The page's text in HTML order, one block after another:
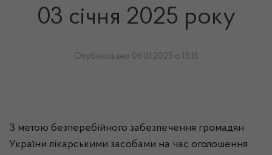
03 січня 2025 року
Опубліковано 06.01.2025 о 13:15
З метою безперебійного забезпечення громадян
України лікарськими засобами на час оголошення